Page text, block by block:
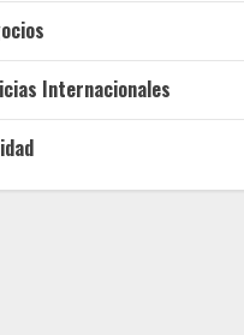
Internacionales